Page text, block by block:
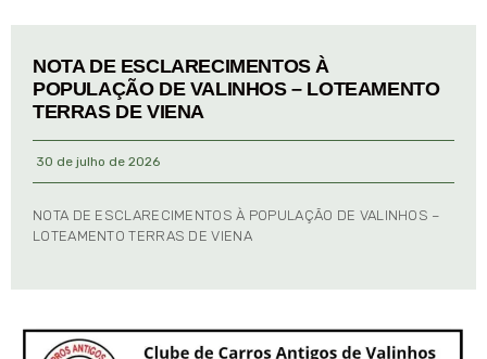
NOTA DE ESCLARECIMENTOS À
POPULAÇÃO DE VALINHOS – LOTEAMENTO
TERRAS DE VIENA
30 de julho de 2026
NOTA DE ESCLARECIMENTOS À POPULAÇÃO DE VALINHOS –
LOTEAMENTO TERRAS DE VIENA